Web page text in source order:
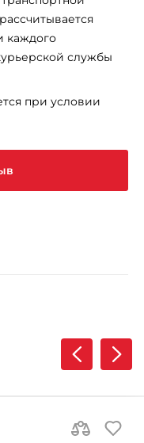
каждого
службы
при условии